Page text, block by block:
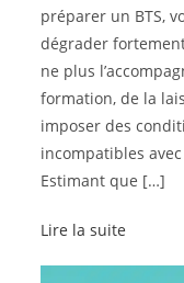
préparer un BTS,
dégrader
ne plus
formation, de la
imposer des
incompatibles
Estimant que […]
Lire la suite